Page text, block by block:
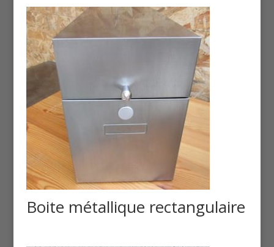
Boite métallique rectangulaire